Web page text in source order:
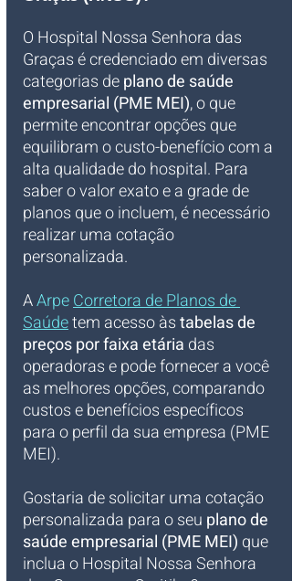
O Hospital Nossa Senhora das
Graças é credenciado em diversas
categorias de plano de saúde
empresarial (PME MEI), o que
permite encontrar opções que
equilibram o custo-benefício com a
alta qualidade do hospital. Para
saber o valor exato e a grade de
planos que o incluem, é necessário
realizar uma cotação
personalizada.
A Arpe Corretora de Planos de
Saúde tem acesso às tabelas de
preços por faixa etária das
operadoras e pode fornecer a você
as melhores opções, comparando
custos e benefícios específicos
para o perfil da sua empresa (PME
MEI).
Gostaria de solicitar uma cotação
personalizada para o seu plano de
saúde empresarial (PME MEI) que
inclua o Hospital Nossa Senhora